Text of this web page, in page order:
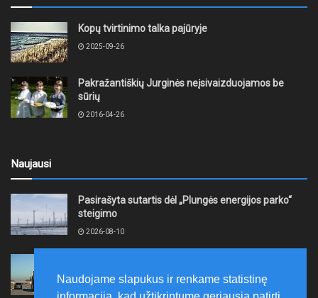
Kopų tvirtinimo talka pajūryje
2025-09-26
Pakražantiškių Jurginės neįsivaizduojamos be
sūrių
2016-04-26
Naujausi
Pasirašyta sutartis dėl „Plungės energijos parko“
steigimo
2026-08-10
degalinėse sumažėjo
2026-08-10
Naudojame slapukus ir renkame statistinę